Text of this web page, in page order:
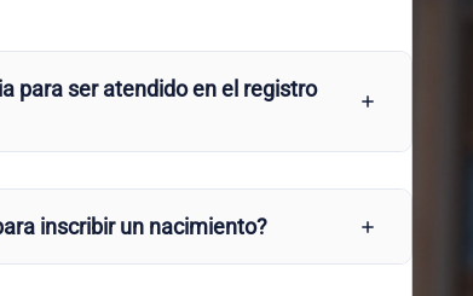
para ser atendido en el registro
inscribir un nacimiento?